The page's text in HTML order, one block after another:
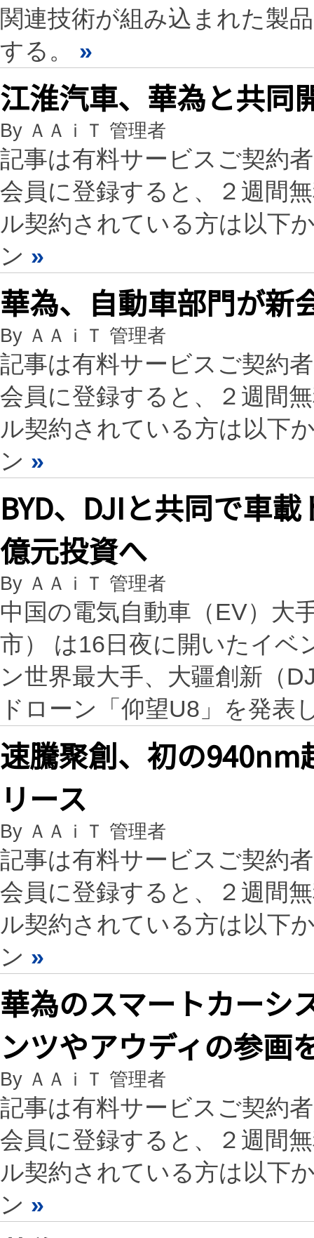
関連技術が組み込まれた製
する。
»
江淮汽車、華為と共同
By ＡＡｉＴ 管理者
記事は有料サービスご契約
会員に登録すると、２週間
ル契約されている方は以下
ン »
華為、自動車部門が
By ＡＡｉＴ 管理者
記事は有料サービスご契約
会員に登録すると、２週間
ル契約されている方は以下
ン »
BYD、DJIと共同で車
億元投資へ
By ＡＡｉＴ 管理者
中国の電気自動車（EV）大
市） は16日夜に開いたイベ
ン世界最大手、大疆創新（
ドローン「仰望U8」を発表
速騰聚創、初の940nm
リース
By ＡＡｉＴ 管理者
記事は有料サービスご契約
会員に登録すると、２週間
ル契約されている方は以下
ン »
華為のスマートカーシ
ンツやアウディの参画
By ＡＡｉＴ 管理者
記事は有料サービスご契約
会員に登録すると、２週間
ル契約されている方は以下
ン »